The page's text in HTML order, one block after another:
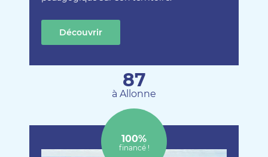
Découvrir
87
à Allonne
100%
financé !